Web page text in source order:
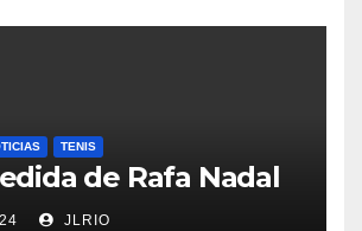
TENIS
de Rafa Nadal
JLRIO